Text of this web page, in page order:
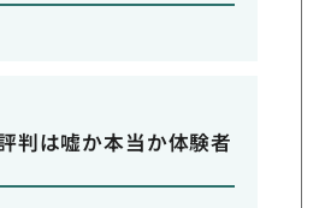
判は嘘か本当か体験者